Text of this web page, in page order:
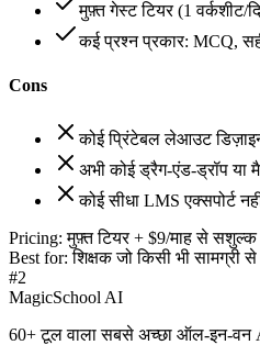
मुफ़्त गेस्ट टियर (1 वर्कशीट/
कई प्रश्न प्रकार: MCQ,
Cons
कोई प्रिंटेबल लेआउट
अभी कोई ड्रैग-एंड-ड्रॉप या
कोई सीधा LMS एक्सपोर्ट
Pricing: मुफ़्त टियर + $9/माह से सशुल्क
Best for: शिक्षक जो किसी भी सामग्री
#2
MagicSchool AI
60+ टूल वाला सबसे अच्छा ऑल-इन-वन